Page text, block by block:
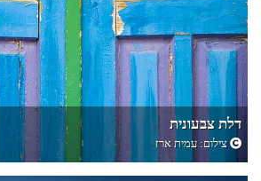
דלת צבעונית
צילום:עמית ארז